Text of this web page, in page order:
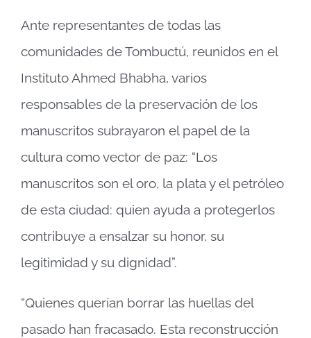
Ante representantes de todas las
comunidades de Tombuctú, reunidos en el
Instituto Ahmed Bhabha, varios
responsables de la preservación de los
manuscritos subrayaron el papel de la
cultura como vector de paz: “Los
manuscritos son el oro, la plata y el petróleo
de esta ciudad: quien ayuda a protegerlos
contribuye a ensalzar su honor, su
legitimidad y su dignidad”.
“Quienes querían borrar las huellas del
pasado han fracasado. Esta reconstrucción